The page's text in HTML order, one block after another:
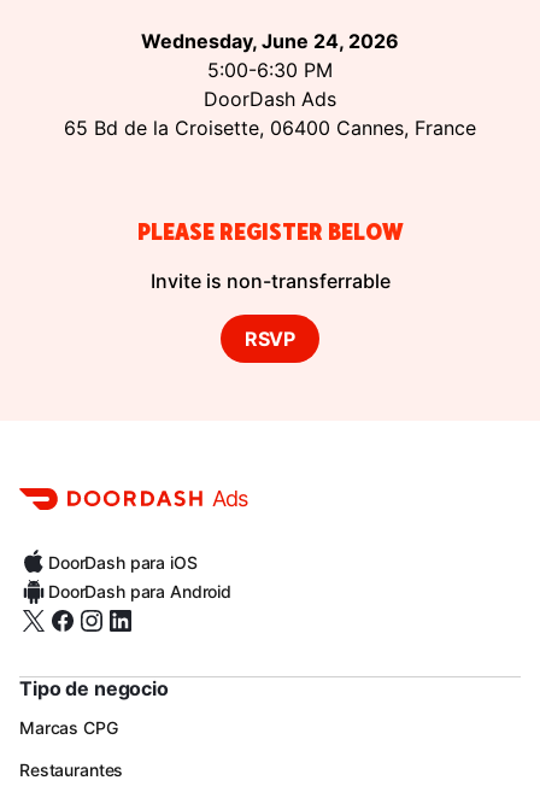
Wednesday, June 24, 2026
5:00-6:30 PM
DoorDash Ads
65 Bd de la Croisette, 06400 Cannes, France
PLEASE REGISTER BELOW
Invite is non-transferrable
RSVP
Ads
DoorDash para iOS
DoorDash para Android
Tipo de negocio
Marcas CPG
Restaurantes